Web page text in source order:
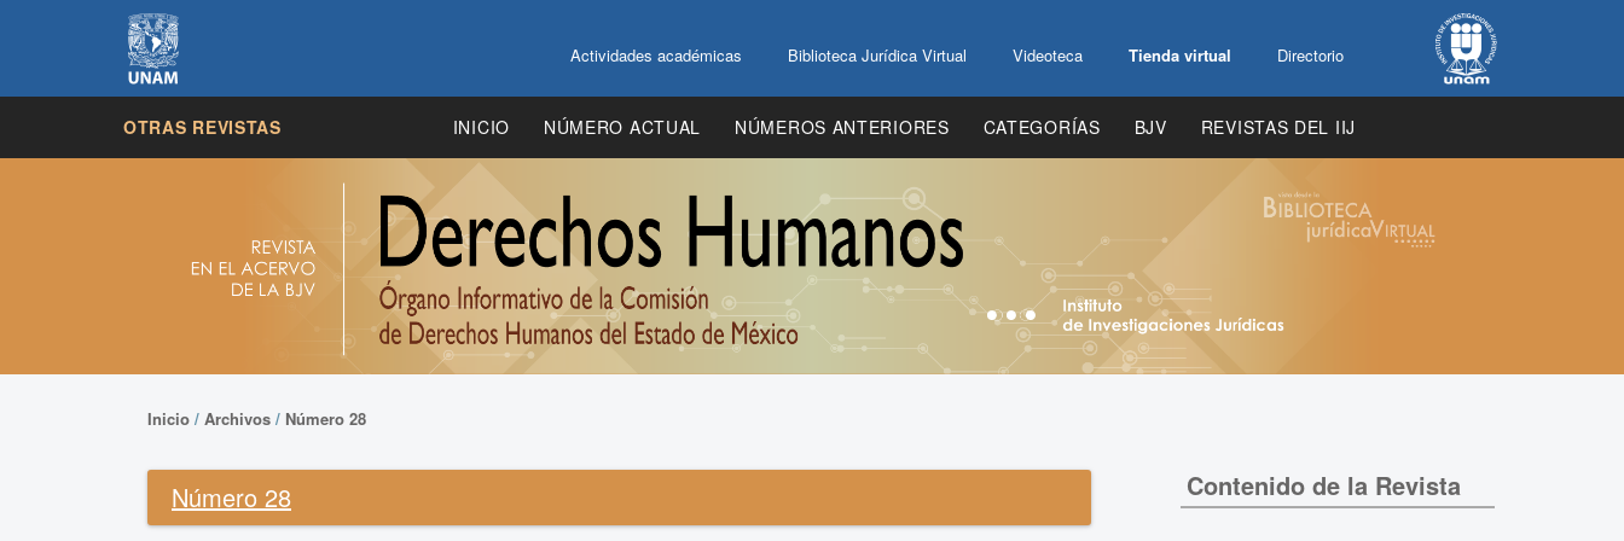
Actividades académicas Biblioteca Jurídica Virtual Videoteca Tienda virtual Directorio
OTRAS REVISTAS INICIO NÚMERO ACTUAL NÚMEROS ANTERIORES CATEGORÍAS BJV REVISTAS DEL IIJ
Inicio / Archivos / Número 28
Número 28 Contenido de la Revista